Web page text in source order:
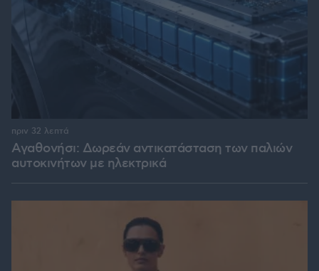
Αγαθονήσι: Δωρεάν αντικατάσταση των παλιών
αυτοκινήτων με ηλεκτρικά
πριν 32 λεπτά